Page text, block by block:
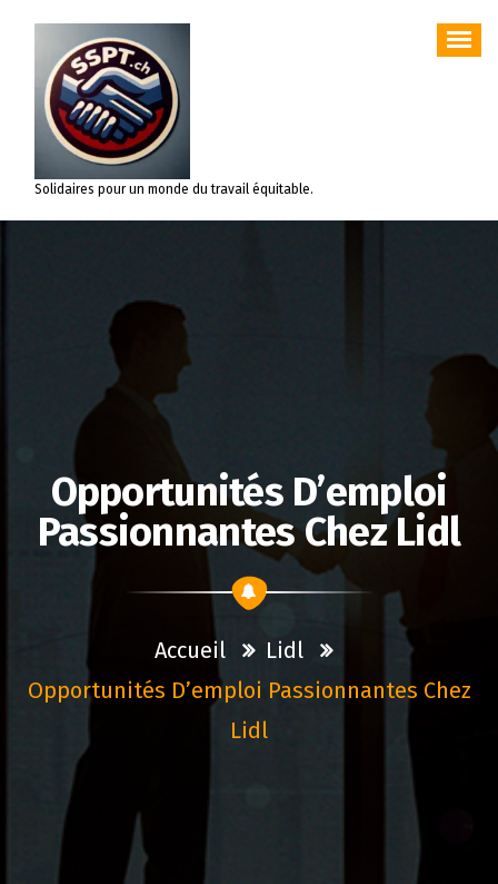
contenu
Solidaires pour un monde du travail équitable.
Opportunités D’emploi
Passionnantes Chez Lidl
Accueil
Lidl
Opportunités D’emploi Passionnantes Chez
Lidl